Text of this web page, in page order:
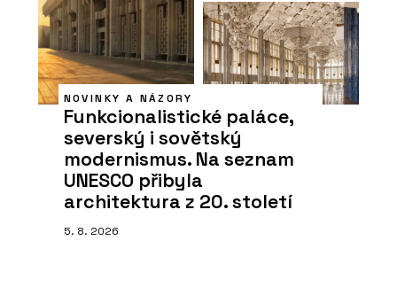
NOVINKY A NÁZORY
Funkcionalistické paláce,
severský i sovětský
modernismus. Na seznam
UNESCO přibyla
architektura z 20. století
5. 8. 2026